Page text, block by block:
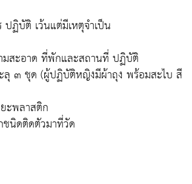
ปฏิบัติ เว้นแต่มีเหตุจำเป็น
มสะอาด ที่พักและสถานที่ ปฏิบัติ
๓ ชุด (ผู้ปฏิบัติหญิงมีผ้าถุง พร้อมสะไบ สี
ะพลาสติก
นิดติดตัวมาที่วัด